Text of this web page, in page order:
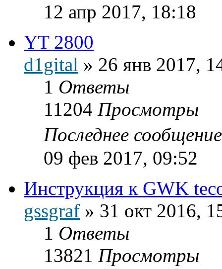
12 апр 2017, 18:18
YT 2800
d1gital » 26 янв 2017,
1 Ответы
11204 Просмотры
Последнее
09 фев 2017, 09:52
Инструкция к GWK
gssgraf » 31 окт 2016,
1 Ответы
13821 Просмотры